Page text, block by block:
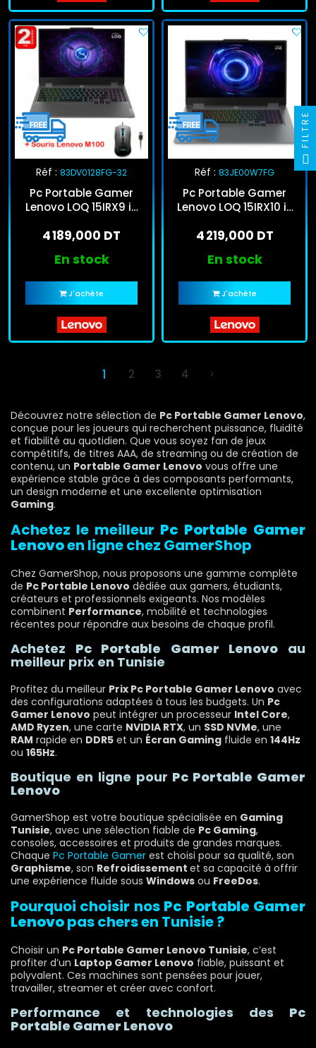
Réf : 83DV0128FG-32
Pc Portable Gamer
Lenovo LOQ 15IRX9 i5
4 189,000 DT
En stock
J'achète
Réf : 83JE00W7FG
Pc Portable Gamer
Lenovo LOQ 15IRX10 i7
4 219,000 DT
En stock
J'achète
1 2 3 4
Découvrez notre sélection de Pc Portable Gamer Lenovo,
conçue pour les joueurs qui recherchent puissance, fluidité
et fiabilité au quotidien. Que vous soyez fan de jeux
compétitifs, de titres AAA, de streaming ou de création de
contenu, un Portable Gamer Lenovo vous offre une
expérience stable grâce à des composants performants,
un design moderne et une excellente optimisation
Gaming.
Achetez le meilleur Pc Portable Gamer
Lenovoen ligne chez GamerShop
Chez GamerShop, nous proposons une gamme complète
de Pc Portable Lenovo dédiée aux gamers, étudiants,
créateurs et professionnels exigeants. Nos modèles
combinent Performance, mobilité et technologies
récentes pour répondre aux besoins de chaque profil.
Achetez Pc Portable Gamer Lenovoau
meilleur prix en Tunisie
Profitez du meilleur Prix Pc Portable Gamer Lenovo avec
des configurations adaptées à tous les budgets. Un Pc
Gamer Lenovo peut intégrer un processeur Intel Core,
AMD Ryzen, une carte NVIDIA RTX, un SSD NVMe, une
RAM rapide en DDR5 et un Écran Gaming fluide en 144Hz
ou 165Hz.
Boutique en ligne pour Pc Portable Gamer
Lenovo
GamerShop est votre boutique spécialisée en Gaming
Tunisie, avec une sélection fiable de Pc Gaming,
consoles, accessoires et produits de grandes marques.
Chaque Pc Portable Gamer est choisi pour sa qualité, son
Graphisme, son Refroidissement et sa capacité à offrir
une expérience fluide sous Windows ou FreeDos.
Pourquoi choisir nos Pc Portable Gamer
Lenovopas chers en Tunisie ?
Choisir un Pc Portable Gamer Lenovo Tunisie, c’est
profiter d’un Laptop Gamer Lenovo fiable, puissant et
polyvalent. Ces machines sont pensées pour jouer,
travailler, streamer et créer avec confort.
Performance et technologies des Pc
Portable Gamer Lenovo
FILTRE